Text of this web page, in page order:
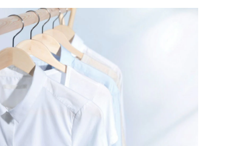
桿菌、金黃色葡萄球菌和白色念珠菌